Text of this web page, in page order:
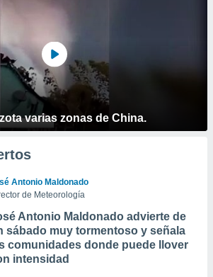
varias zonas de China.
Antonio Maldonado
de Meteorología
Antonio Maldonado advierte de
sábado muy tormentoso y señala
comunidades donde puede llover
intensidad